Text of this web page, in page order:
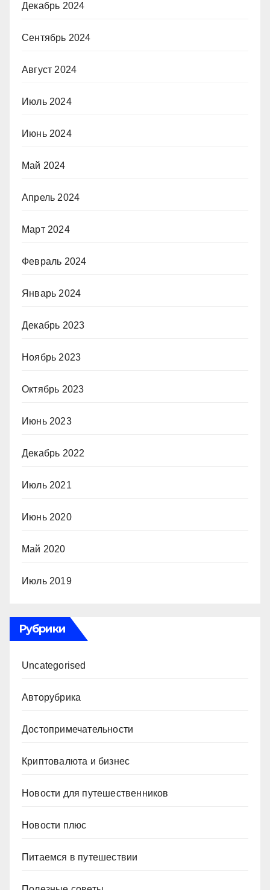
Декабрь 2024
Сентябрь 2024
Август 2024
Июль 2024
Июнь 2024
Май 2024
Апрель 2024
Март 2024
Февраль 2024
Январь 2024
Декабрь 2023
Ноябрь 2023
Октябрь 2023
Июнь 2023
Декабрь 2022
Июль 2021
Июнь 2020
Май 2020
Июль 2019
Рубрики
Uncategorised
Авторубрика
Достопримечательности
Криптовалюта и бизнес
Новости для путешественников
Новости плюс
Питаемся в путешествии